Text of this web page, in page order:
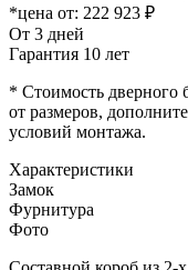
*цена от: 222 923 ₽
От 3 дней
Гарантия 10 лет
* Стоимость дверного
от размеров,
условий монтажа.
Характеристики
Замок
Фурнитура
Фото